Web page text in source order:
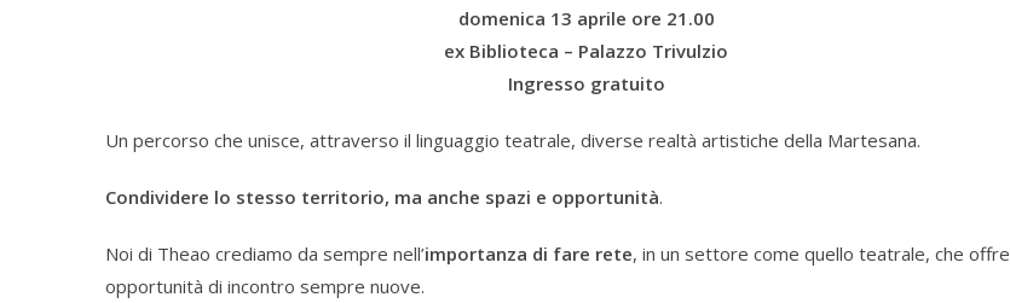
domenica 13 aprile ore 21.00
ex Biblioteca – Palazzo Trivulzio
Ingresso gratuito
Un percorso che unisce, attraverso il linguaggio teatrale, diverse realtà artistiche della Martesana.
Condividere lo stesso territorio, ma anche spazi e opportunità.
Noi di Theao crediamo da sempre nell’importanza di fare rete, in un settore come quello teatrale, che offre
opportunità di incontro sempre nuove.